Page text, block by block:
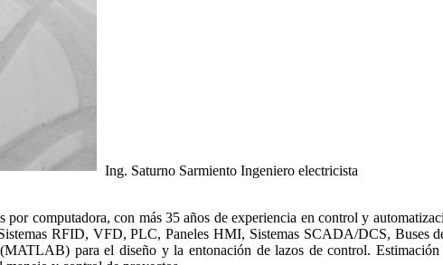
Ing. Saturno Sarmiento Ingeniero electricista
computadora, con más 35 años de experiencia en control y
RFID, VFD, PLC, Paneles HMI, Sistemas SCADA/DCS, Buses
para el diseño y la entonación de lazos de control.